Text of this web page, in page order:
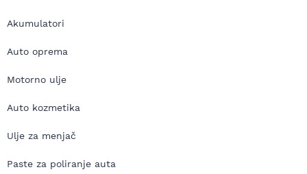
Akumulatori
Auto oprema
Motorno ulje
Auto kozmetika
Ulje za menjač
Paste za poliranje auta